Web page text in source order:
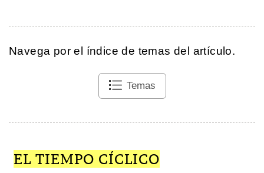
Navega por el índice de temas del artículo.
Temas
EL TIEMPO CÍCLICO